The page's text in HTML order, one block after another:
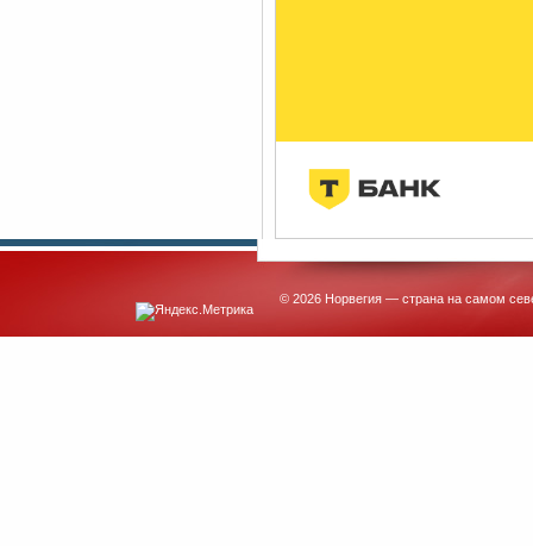
© 2026 Норвегия — страна на самом